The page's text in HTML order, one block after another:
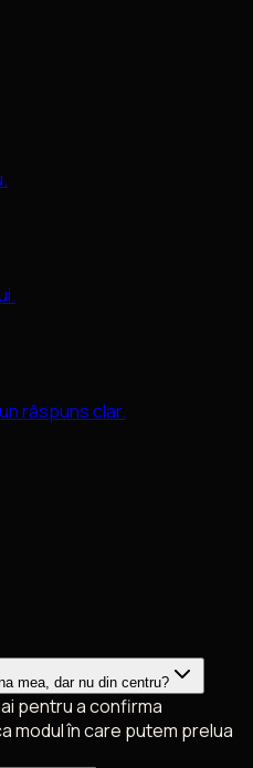
răspuns clar.
mea, dar nu din centru?
pentru a confirma
modul în care putem prelua